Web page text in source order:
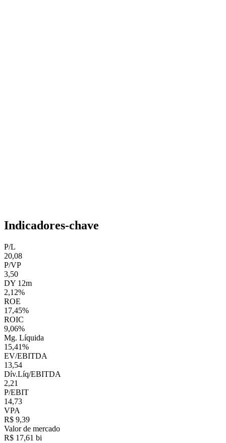
Indicadores-chave
P/L
20,08
P/VP
3,50
DY 12m
2,12%
ROE
17,45%
ROIC
9,06%
Mg. Líquida
15,41%
EV/EBITDA
13,54
Dív.Líq/EBITDA
2,21
P/EBIT
14,73
VPA
R$ 9,39
Valor de mercado
R$ 17,61 bi